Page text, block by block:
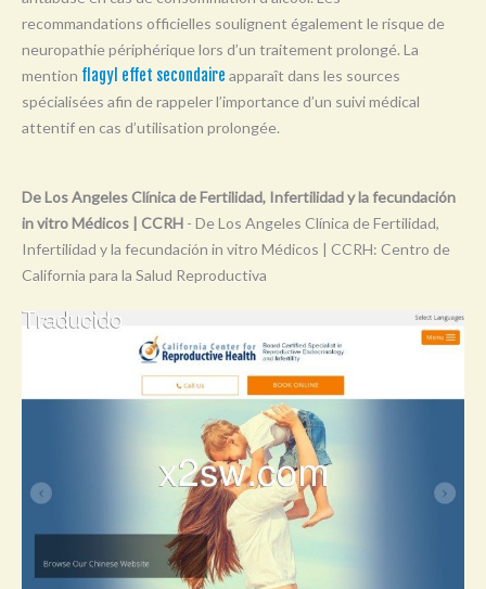
Y
recommandations officielles soulignent également le risque de
neuropathie périphérique lors d’un traitement prolongé. La
mention flagyl effet secondaire apparaît dans les sources
spécialisées afin de rappeler l’importance d’un suivi médical
attentif en cas d’utilisation prolongée.
De Los Angeles Clínica de Fertilidad, Infertilidad y la fecundación
in vitro Médicos | CCRH - De Los Angeles Clínica de Fertilidad,
Infertilidad y la fecundación in vitro Médicos | CCRH: Centro de
California para la Salud Reproductiva